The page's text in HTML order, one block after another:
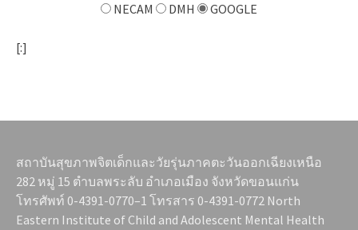
NECAM DMH GOOGLE
[:]
สถาบันสุขภาพจิตเด็กและวัยรุ่นภาคตะวันออกเฉียงเหนือ
282 หมู่ 15 ตำบลพระลับ อำเภอเมือง จังหวัดขอนแก่น
โทรศัพท์ 0-4391-0770–1 โทรสาร 0-4391-0772 North
Eastern Institute of Child and Adolescent Mental Health